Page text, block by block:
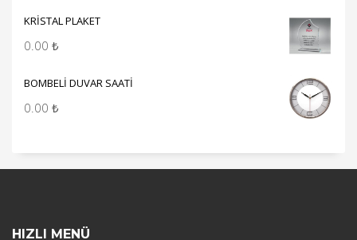
KRİSTAL PLAKET
0.00 ₺
BOMBELİ DUVAR SAATİ
0.00 ₺
HIZLI MENÜ